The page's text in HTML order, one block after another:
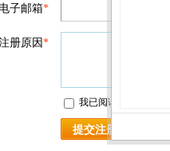
电子邮箱*
册原因*
我已阅读并完全同意
提交注册